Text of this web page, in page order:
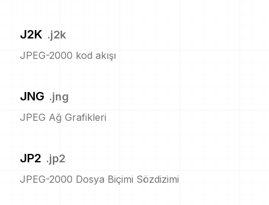
J2K .j2k
JPEG-2000 kod akışı
JNG .jng
JPEG Ağ Grafikleri
JP2 .jp2
JPEG-2000 Dosya Biçimi Sözdizimi